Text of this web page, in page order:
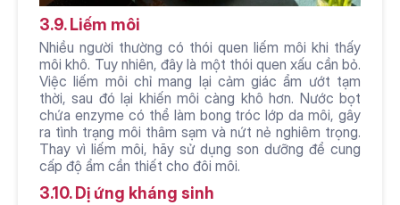
3.9. Liếm môi
Nhiều người thường có thói quen liếm môi khi thấy
môi khô. Tuy nhiên, đây là một thói quen xấu cần bỏ.
Việc liếm môi chỉ mang lại cảm giác ẩm ướt tạm
thời, sau đó lại khiến môi càng khô hơn. Nước bọt
chứa enzyme có thể làm bong tróc lớp da môi, gây
ra tình trạng môi thâm sạm và nứt nẻ nghiêm trọng.
Thay vì liếm môi, hãy sử dụng son dưỡng để cung
cấp độ ẩm cần thiết cho đôi môi.
3.10. Dị ứng kháng sinh